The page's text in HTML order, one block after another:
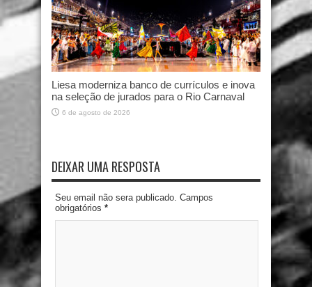
Liesa moderniza banco de currículos e inova
na seleção de jurados para o Rio Carnaval
6 de agosto de 2026
DEIXAR UMA RESPOSTA
Seu email não sera publicado. Campos
obrigatórios *